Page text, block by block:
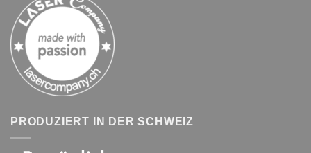
PRODUZIERT IN DER SCHWEIZ